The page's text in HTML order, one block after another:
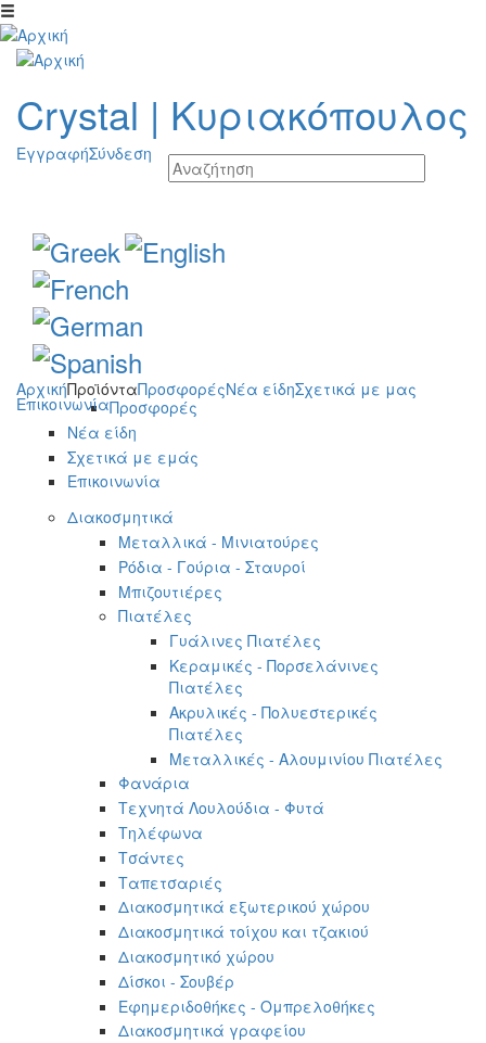
Παράκαμψη προς το κυρίως περιεχόμενο
Crystal | Κυριακόπουλος
ΕγγραφήΣύνδεση
ΑρχικήΠροϊόνταΠροσφορέςΝέα είδηΣχετικά με μας
ΕπικοινωνίαΠροσφορές
Νέα είδη
Σχετικά με εμάς
Επικοινωνία
Διακοσμητικά
Μεταλλικά - Μινιατούρες
Ρόδια - Γούρια - Σταυροί
Μπιζουτιέρες
Πιατέλες
Γυάλινες Πιατέλες
Κεραμικές - Πορσελάνινες
Πιατέλες
Ακρυλικές - Πολυεστερικές
Πιατέλες
Μεταλλικές - Αλουμινίου Πιατέλες
Φανάρια
Τεχνητά Λουλούδια - Φυτά
Τηλέφωνα
Τσάντες
Ταπετσαριές
Διακοσμητικά εξωτερικού χώρου
Διακοσμητικά τοίχου και τζακιού
Διακοσμητικό χώρου
Δίσκοι - Σουβέρ
Εφημεριδοθήκες - Ομπρελοθήκες
Διακοσμητικά γραφείου